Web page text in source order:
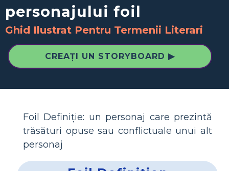
personajului foil
Ghid Ilustrat Pentru Termenii Literari
CREAȚI UN STORYBOARD ▶
Foil Definiție: un personaj care prezintă
trăsături opuse sau conflictuale unui alt
personaj